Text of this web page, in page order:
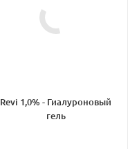
Revi 1,0% - Гиалуроновый
гель